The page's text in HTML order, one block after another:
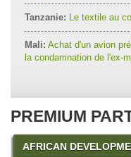
Tanzanie: Le textile au
Mali: Achat d'un avion
la condamnation de l'ex-
PREMIUM
AFRICAN